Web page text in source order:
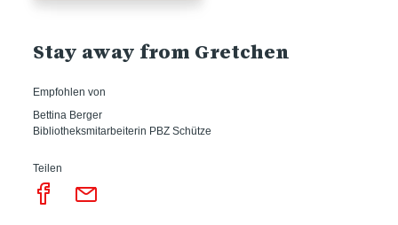
Stay away from Gretchen
Empfohlen von
Bettina Berger
Bibliotheksmitarbeiterin PBZ Schütze
Teilen